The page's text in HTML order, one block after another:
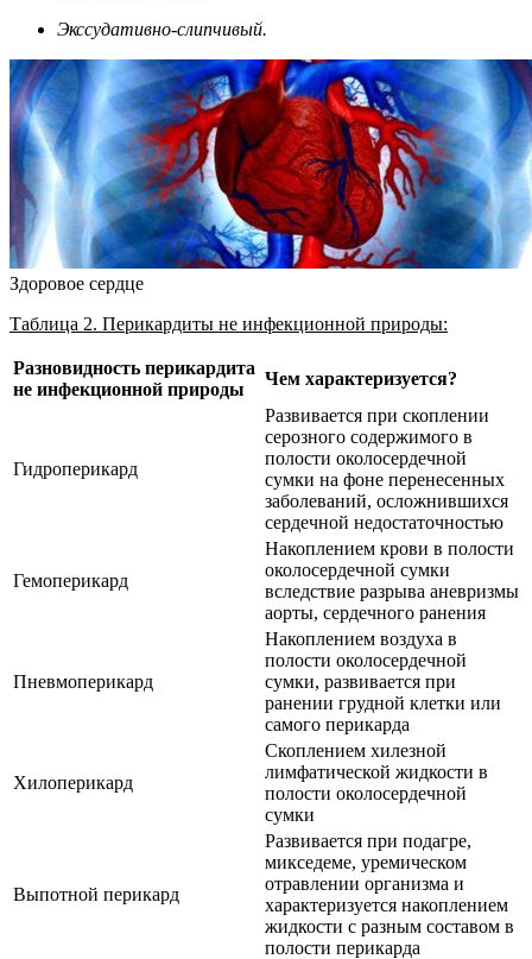
Экссудативно-слипчивый.
Здоровое сердце
Таблица 2. Перикардиты не инфекционной природы:
Разновидность перикардита
не инфекционной природы
Чем характеризуется?
Гидроперикард
Развивается при скоплении
серозного содержимого в
полости околосердечной
сумки на фоне перенесенных
заболеваний, осложнившихся
сердечной недостаточностью
Гемоперикард
Накоплением крови в полости
околосердечной сумки
вследствие разрыва аневризмы
аорты, сердечного ранения
Пневмоперикард
Накоплением воздуха в
полости околосердечной
сумки, развивается при
ранении грудной клетки или
самого перикарда
Хилоперикард
Скоплением хилезной
лимфатической жидкости в
полости околосердечной
сумки
Выпотной перикард
Развивается при подагре,
микседеме, уремическом
отравлении организма и
характеризуется накоплением
жидкости с разным составом в
полости перикарда